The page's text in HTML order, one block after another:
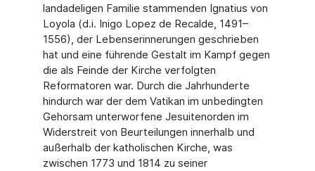
landadeligen Familie stammenden Ignatius von
Loyola (d.i. Inigo Lopez de Recalde, 1491–
1556), der Lebenserinnerungen geschrieben
hat und eine führende Gestalt im Kampf gegen
die als Feinde der Kirche verfolgten
Reformatoren war. Durch die Jahrhun­derte
hindurch war der dem Vatikan im unbedingten
Gehorsam unterworfene Jesuiten­orden im
Widerstreit von Beurteilungen innerhalb und
außerhalb der katholischen Kir­che, was
zwischen 1773 und 1814 zu seiner